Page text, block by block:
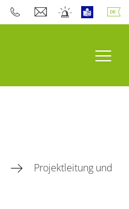
Projektleitung und